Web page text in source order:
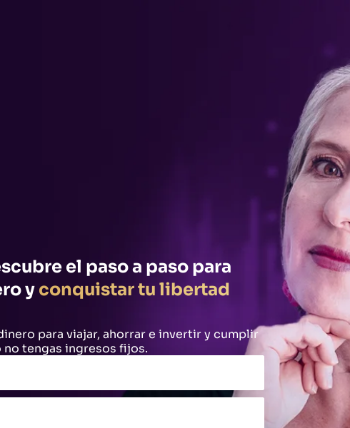
el paso a paso para
y conquistar tu libertad
para viajar, ahorrar e invertir y cumplir
no tengas ingresos fijos.